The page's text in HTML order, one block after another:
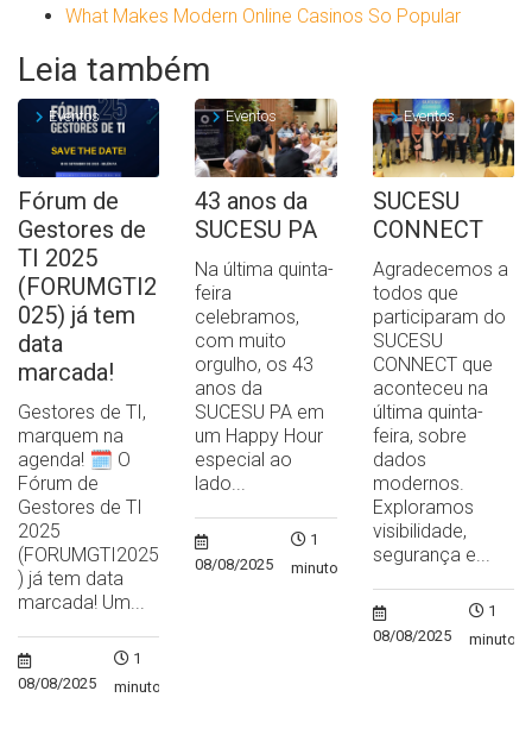
What Makes Modern Online Casinos So Popular
Leia também
Eventos
Fórum de
Gestores de
TI 2025
(FORUMGTI2
025) já tem
data
marcada!
Gestores de TI,
marquem na
agenda! 🗓️ O
Fórum de
Gestores de TI
2025
(FORUMGTI2025
) já tem data
marcada! Um...
08/08/2025
1
minuto
Eventos
43 anos da
SUCESU PA
Na última quinta-
feira
celebramos,
com muito
orgulho, os 43
anos da
SUCESU PA em
um Happy Hour
especial ao
lado...
08/08/2025
1
minuto
Eventos
SUCESU
CONNECT
Agradecemos a
todos que
participaram do
SUCESU
CONNECT que
aconteceu na
última quinta-
feira, sobre
dados
modernos.
Exploramos
visibilidade,
segurança e...
08/08/2025
1
minuto